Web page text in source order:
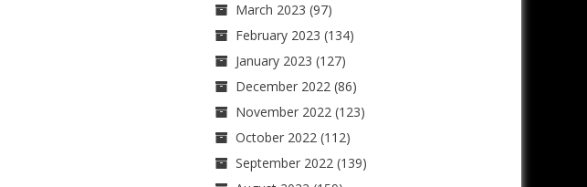
March 2023 (97)
February 2023 (134)
January 2023 (127)
December 2022(86)
November 2022(123)
October 2022(112)
September 2022(139)